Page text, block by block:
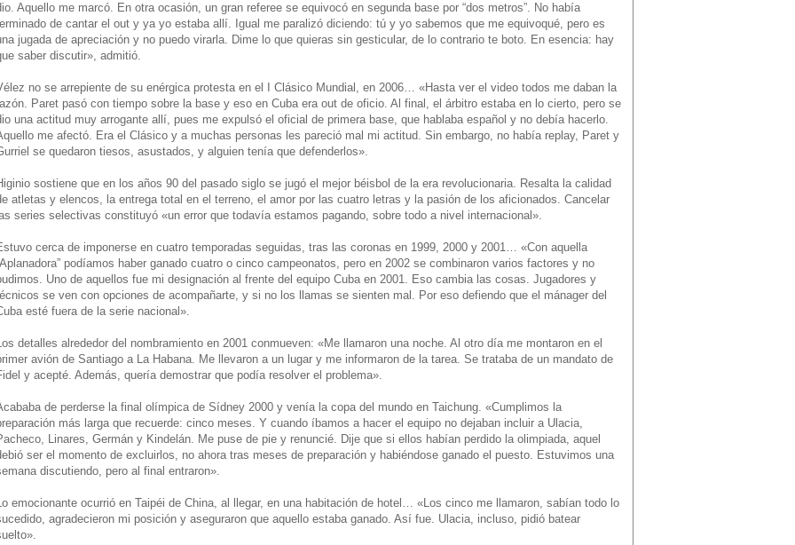
Aquello me marcó. En otra ocasión, un gran referee se equivocó en segunda base por “dos metros”. No había
de cantar el out y ya yo estaba allí. Igual me paralizó diciendo: tú y yo sabemos que me equivoqué, pero es
jugada de apreciación y no puedo virarla. Dime lo que quieras sin gesticular, de lo contrario te boto. En esencia: hay
saber discutir», admitió.
no se arrepiente de su enérgica protesta en el I Clásico Mundial, en 2006… «Hasta ver el video todos me daban la
Paret pasó con tiempo sobre la base y eso en Cuba era out de oficio. Al final, el árbitro estaba en lo cierto, pero se
una actitud muy arrogante allí, pues me expulsó el oficial de primera base, que hablaba español y no debía hacerlo.
me afectó. Era el Clásico y a muchas personas les pareció mal mi actitud. Sin embargo, no había replay, Paret y
se quedaron tiesos, asustados, y alguien tenía que defenderlos».
sostiene que en los años 90 del pasado siglo se jugó el mejor béisbol de la era revolucionaria. Resalta la calidad
atletas y elencos, la entrega total en el terreno, el amor por las cuatro letras y la pasión de los aficionados. Cancelar
series selectivas constituyó «un error que todavía estamos pagando, sobre todo a nivel internacional».
cerca de imponerse en cuatro temporadas seguidas, tras las coronas en 1999, 2000 y 2001… «Con aquella
podíamos haber ganado cuatro o cinco campeonatos, pero en 2002 se combinaron varios factores y no
Uno de aquellos fue mi designación al frente del equipo Cuba en 2001. Eso cambia las cosas. Jugadores y
se ven con opciones de acompañarte, y si no los llamas se sienten mal. Por eso defiendo que el mánager del
esté fuera de la serie nacional».
detalles alrededor del nombramiento en 2001 conmueven: «Me llamaron una noche. Al otro día me montaron en el
avión de Santiago a La Habana. Me llevaron a un lugar y me informaron de la tarea. Se trataba de un mandato de
y acepté. Además, quería demostrar que podía resolver el problema».
de perderse la final olímpica de Sídney 2000 y venía la copa del mundo en Taichung. «Cumplimos la
más larga que recuerde: cinco meses. Y cuando íbamos a hacer el equipo no dejaban incluir a Ulacia,
Linares, Germán y Kindelán. Me puse de pie y renuncié. Dije que si ellos habían perdido la olimpiada, aquel
ser el momento de excluirlos, no ahora tras meses de preparación y habiéndose ganado el puesto. Estuvimos una
discutiendo, pero al final entraron».
emocionante ocurrió en Taipéi de China, al llegar, en una habitación de hotel… «Los cinco me llamaron, sabían todo lo
agradecieron mi posición y aseguraron que aquello estaba ganado. Así fue. Ulacia, incluso, pidió batear